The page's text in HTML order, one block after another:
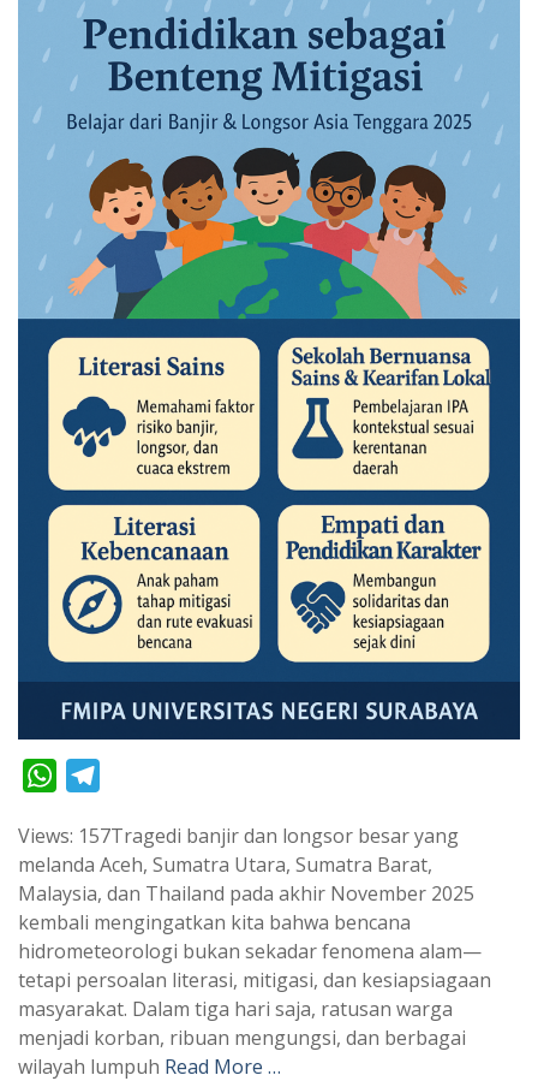
W
a
t
s
A
p
p
l
e
g
r
a
m
Views: 157Tragedi banjir dan longsor besar yang
melanda Aceh, Sumatra Utara, Sumatra Barat,
Malaysia, dan Thailand pada akhir November 2025
kembali mengingatkan kita bahwa bencana
hidrometeorologi bukan sekadar fenomena alam—
tetapi persoalan literasi, mitigasi, dan kesiapsiagaan
masyarakat. Dalam tiga hari saja, ratusan warga
menjadi korban, ribuan mengungsi, dan berbagai
wilayah lumpuh Read More …